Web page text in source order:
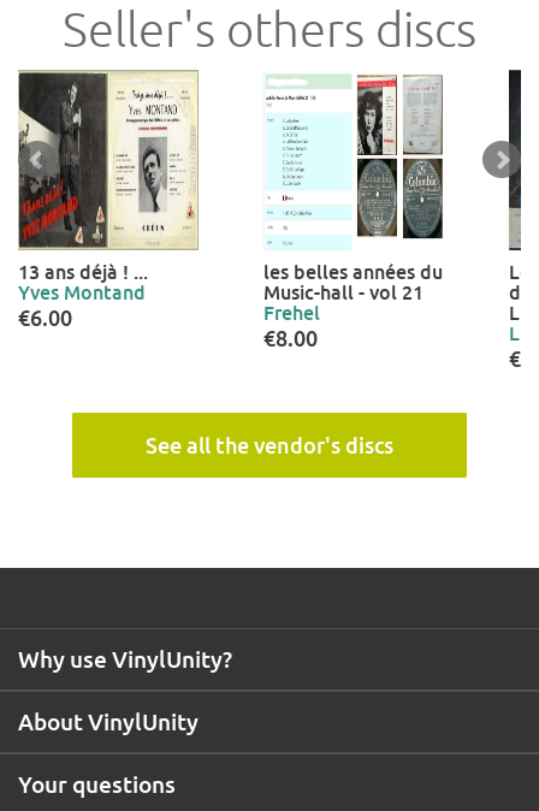
Seller's others discs
13 ans déjà ! ...
Yves Montand
€6.00
les belles années du
Music-hall - vol 21
Frehel
€8.00
du
See all the vendor's discs
About VinylUnity
Why use VinylUnity?
Your questions